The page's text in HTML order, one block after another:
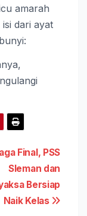
amarah
dari ayat
Final, PSS
Sleman dan
Bersiap
Naik Kelas